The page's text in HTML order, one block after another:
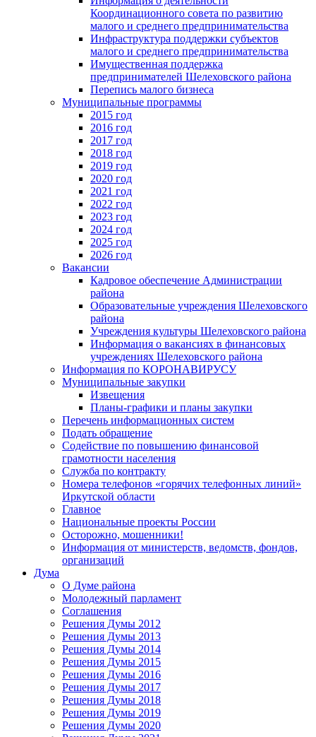
Координационного совета по развитию
малого и среднего предпринимательства
Инфраструктура поддержки субъектов
малого и среднего предпринимательства
Имущественная поддержка
предпринимателей Шелеховского района
Перепись малого бизнеса
Муниципальные программы
2015 год
2016 год
2017 год
2018 год
2019 год
2020 год
2021 год
2022 год
2023 год
2024 год
2025 год
2026 год
Вакансии
Кадровое обеспечение Администрации
района
Образовательные учреждения Шелеховского
района
Учреждения культуры Шелеховского района
Информация о вакансиях в финансовых
учреждениях Шелеховского района
Информация по КОРОНАВИРУСУ
Муниципальные закупки
Извещения
Планы-графики и планы закупки
Перечень информационных систем
Подать обращение
Содействие по повышению финансовой
грамотности населения
Служба по контракту
Номера телефонов «горячих телефонных линий»
Иркутской области
Главное
Национальные проекты России
Осторожно, мошенники!
Информация от министерств, ведомств, фондов,
организаций
Дума
О Думе района
Молодежный парламент
Соглашения
Решения Думы 2012
Решения Думы 2013
Решения Думы 2014
Решения Думы 2015
Решения Думы 2016
Решения Думы 2017
Решения Думы 2018
Решения Думы 2019
Решения Думы 2020